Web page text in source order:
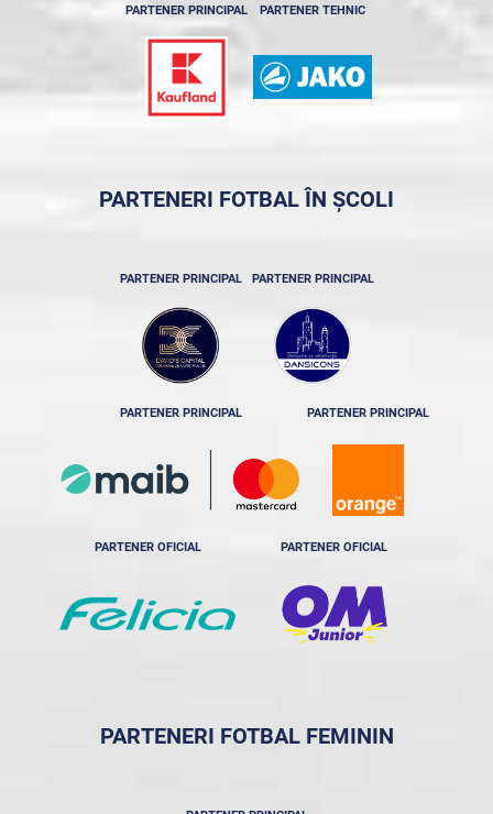
PARTENER PRINCIPAL PARTENER TEHNIC
PARTENERI FOTBAL ÎN ȘCOLI
PARTENER PRINCIPAL PARTENER PRINCIPAL
PARTENER PRINCIPAL PARTENER PRINCIPAL
PARTENER OFICIAL PARTENER OFICIAL
PARTENERI FOTBAL FEMININ